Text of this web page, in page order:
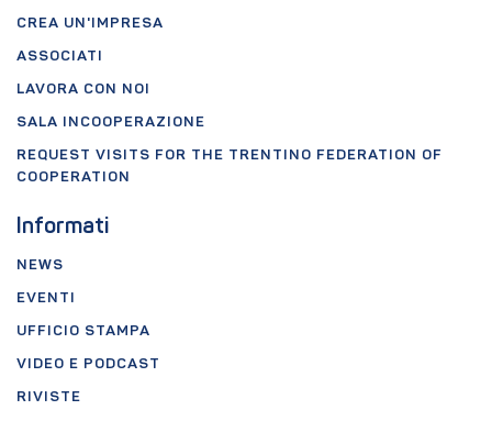
CREA UN'IMPRESA
ASSOCIATI
LAVORA CON NOI
SALA INCOOPERAZIONE
REQUEST VISITS FOR THE TRENTINO FEDERATION OF
COOPERATION
Informati
NEWS
EVENTI
UFFICIO STAMPA
VIDEO E PODCAST
RIVISTE